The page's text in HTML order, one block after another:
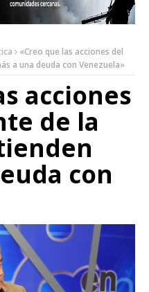
«Creo que las acciones del
a una deuda con Venezuela»
acciones
de la
con